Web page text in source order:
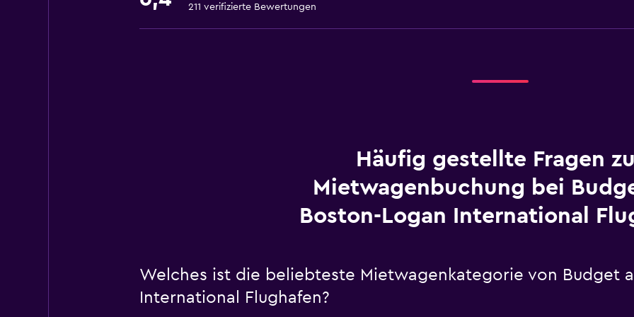
211 verifizierte Bewertungen
Häufig gestellte Fragen
Mietwagenbuchung bei
Boston-Logan International
Welches ist die beliebteste Mietwagenkategorie von Budget
International Flughafen?